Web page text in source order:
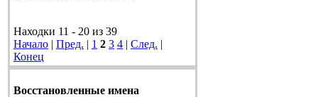
Находки 11 - 20 из 39
Начало | Пред. | 1 2 3 4 | След. |
Конец
Восстановленные имена